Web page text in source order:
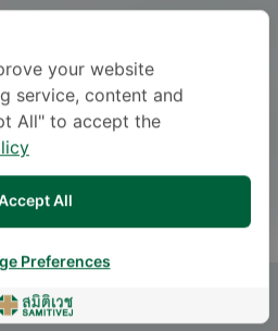
your website
service, content and
All" to accept the
All
Preferences